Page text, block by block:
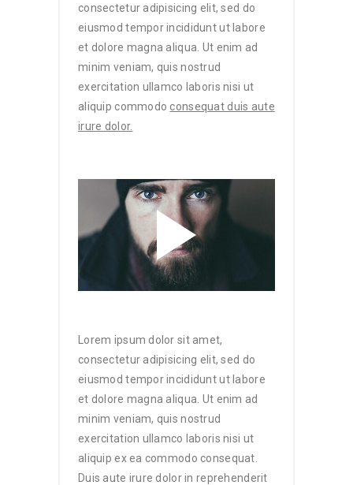
consectetur adipisicing elit, sed do
eiusmod tempor incididunt ut labore
et dolore magna aliqua. Ut enim ad
minim veniam, quis nostrud
exercitation ullamco laboris nisi ut
aliquip commodo consequat duis aute
irure dolor.
Lorem ipsum dolor sit amet,
consectetur adipisicing elit, sed do
eiusmod tempor incididunt ut labore
et dolore magna aliqua. Ut enim ad
minim veniam, quis nostrud
exercitation ullamco laboris nisi ut
aliquip ex ea commodo consequat.
Duis aute irure dolor in reprehenderit